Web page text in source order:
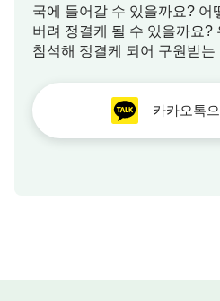
국에 들어갈 수 있을까요? 어
버려 정결케 될 수 있을까요?
참석해 정결케 되어 구원받
카카오톡